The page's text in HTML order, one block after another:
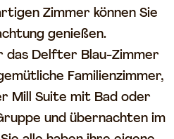
Zimmer können Sie
genießen.
das Delfter Blau-Zimmer
Familienzimmer,
Mill Suite mit Bad oder
und übernachten im